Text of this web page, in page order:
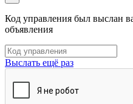
Код управления был выслан
объявления
Выслать ещё раз